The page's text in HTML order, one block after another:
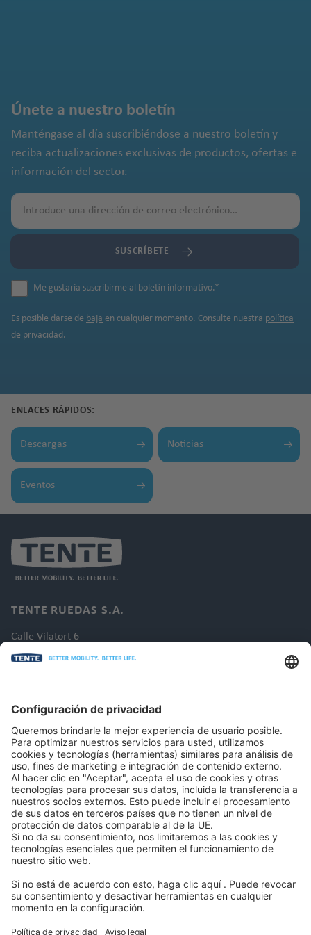
Únete a nuestro boletín
Manténgase al día suscribiéndose a nuestro boletín y
reciba actualizaciones exclusivas de productos, ofertas e
información del sector.
SUSCRÍBETE
Me gustaría suscribirme al boletín informativo.*
Es posible darse de baja en cualquier momento. Consulte nuestra política
de privacidad.
ENLACES RÁPIDOS:
Descargas Noticias
Eventos
TENTE RUEDAS S.A.
Calle Vilatort 6
08110 Barcelona
Tel.: +34 93 56 50 737
Correo electrónico: info.es@tente.com
CONTACTO
LEGAL
derechos reservados. Diseñado por TENTE International GmbH